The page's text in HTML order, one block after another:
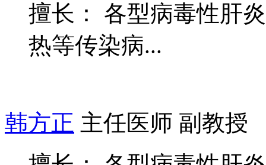
擅长： 各型病毒性肝
热等传染病...
韩方正 主任医师 副教授